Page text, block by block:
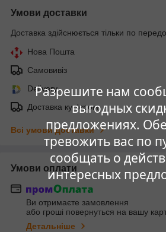
Разрешите нам
выгодных
предложениях.
тревожить вас по
сообщать о
интересных
Умови доставки
Доставка здійснюється тільки по
Нова Пошта
Самовивіз
Delivery
Доставка кур'єром
Всі умови доставки
Умови оплати
Ви отримаєте замовлення
або гроші повернуться на вашу
Детальніше